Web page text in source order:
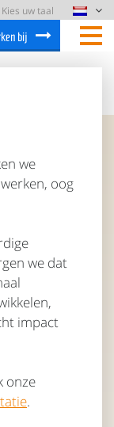
Kies uw taal
bij
we
oog
we dat
impact
onze
.